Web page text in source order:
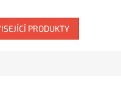
PRODUKTY